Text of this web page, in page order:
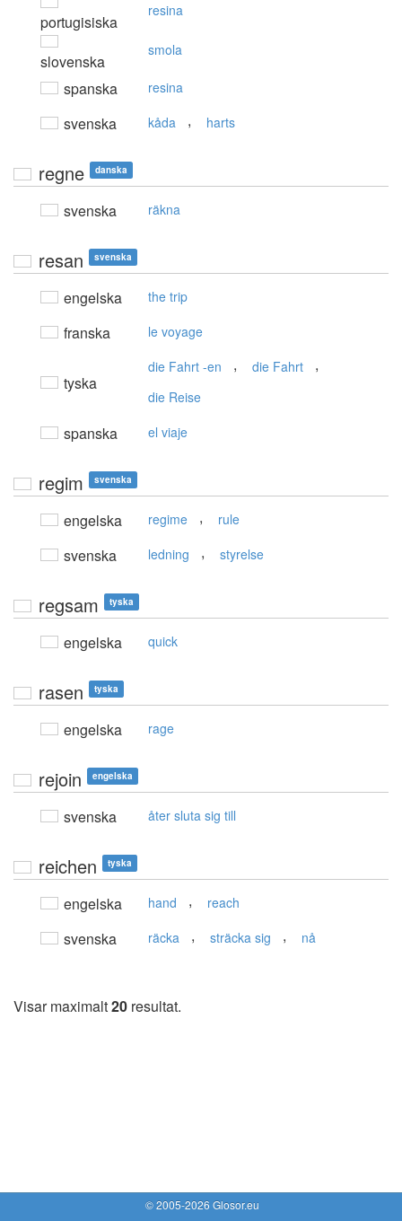
portugisiska
resina
slovenska
smola
spanska resina
svenska kåda , harts
regne danska
svenska räkna
resan svenska
engelska the trip
franska le voyage
tyska
die Fahrt -en , die Fahrt ,
die Reise
spanska el viaje
regim svenska
engelska regime , rule
svenska ledning , styrelse
regsam tyska
engelska quick
rasen tyska
engelska rage
rejoin engelska
svenska åter sluta sig till
reichen tyska
engelska hand , reach
svenska räcka , sträcka sig , nå
Visar maximalt20 resultat.
© 2005-2026 Glosor.eu